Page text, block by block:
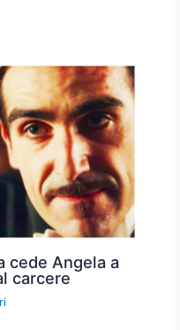
cede Angela a
carcere